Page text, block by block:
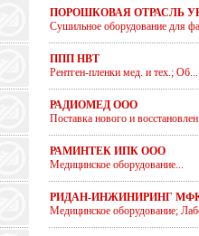
ПОРОШКОВАЯ ОТРАСЛЬ
Сушильное оборудование для
ППП НВТ
Рентген-пленки мед. и тех.; Об...
РАДИОМЕД ООО
Поставка нового и
РАМИНТЕК ИПК ООО
Медицинское оборудование...
РИДАН-ИНЖИНИРИНГ
Медицинское оборудование;